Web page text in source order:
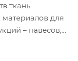
ткань
для
– навесов,